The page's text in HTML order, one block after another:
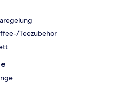
Teezubehör